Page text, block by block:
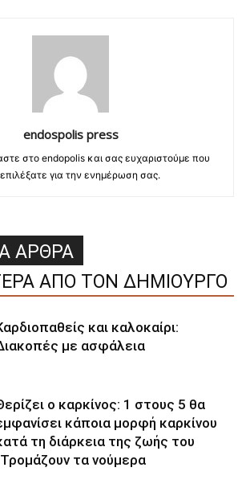
endospolis press
στο endopolis και σας ευχαριστούμε που
για την ενημέρωση σας.
ΑΡΘΡΑ
ΑΠΟ ΤΟΝ ΔΗΜΙΟΥΡΓΟ
και καλοκαίρι:
με ασφάλεια
ο καρκίνος: 1 στους 5 θα
κάποια μορφή καρκίνου
τη διάρκεια της ζωής του
τα νούμερα